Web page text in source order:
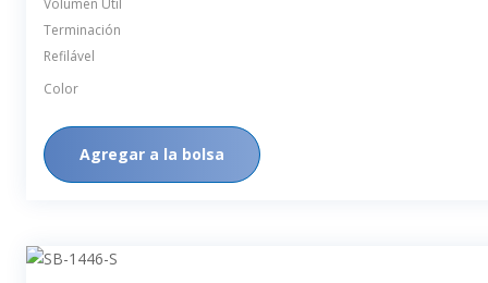
Volumen Útil
Terminación
Refilável
Color
Agregar a la bolsa